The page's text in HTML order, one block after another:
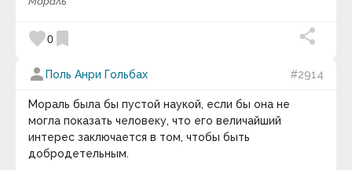
Брайан Грин
Брайан Трейси
Брэд Пейсли
Брюс Ли
Брюс Якоски
Будда
Букер Талиафер
Вазовская И.Н.
Вайзер Татьяна Владиславовна
favorite0 bookmark
person Поль Анри Гольбах #2914
Мораль была бы пустой наукой, если бы она не
могла показать человеку, что его величайший
интерес заключается в том, чтобы быть
добродетельным.